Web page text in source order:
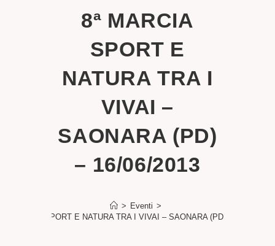
8ª MARCIA
SPORT E
NATURA TRA I
VIVAI –
SAONARA (PD)
– 16/06/2013
> Eventi >
8ª MARCIA SPORT E NATURA TRA I VIVAI – SAONARA (PD) – 16/06/2013